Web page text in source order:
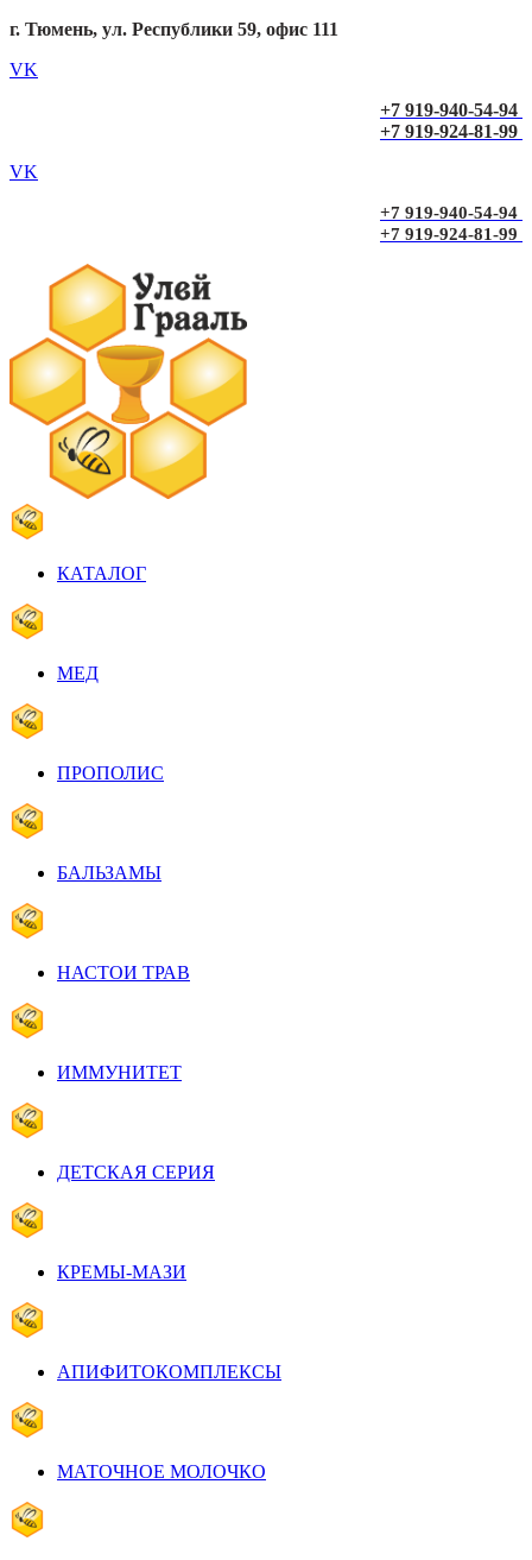
г. Тюмень, ул. Республики 59, офис 111
VK
+7 919-940-54-94
+7 919-924-81-99
VK
+7 919-940-54-94
+7 919-924-81-99
КАТАЛОГ
МЕД
ПРОПОЛИС
БАЛЬЗАМЫ
НАСТОИ ТРАВ
ИММУНИТЕТ
ДЕТСКАЯ СЕРИЯ
КРЕМЫ-МАЗИ
АПИФИТОКОМПЛЕКСЫ
МАТОЧНОЕ МОЛОЧКО